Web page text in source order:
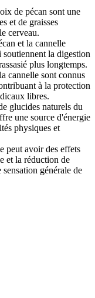
de pécan sont une
et de graisses
cerveau.
et la cannelle
la digestion
plus longtemps.
cannelle sont connus
à la protection
libres.
glucides naturels du
une source d'énergie
physiques et
peut avoir des effets
et la réduction de
générale de